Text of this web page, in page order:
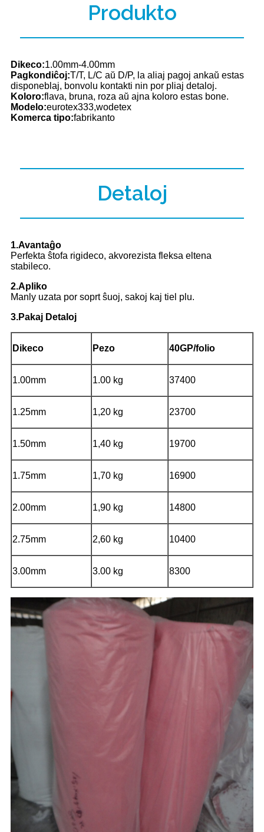
Produkto
Dikeco:1.00mm-4.00mm
Pagkondiĉoj:T/T, L/C aŭ D/P, la aliaj pagoj ankaŭ estas
disponeblaj, bonvolu kontakti nin por pliaj detaloj.
Koloro:flava, bruna, roza aŭ ajna koloro estas bone.
Modelo:eurotex333,wodetex
Komerca tipo:fabrikanto
Detaloj
1.Avantaĝo
Perfekta ŝtofa rigideco, akvorezista fleksa eltena
stabileco.
2.Apliko
Manly uzata por soprt ŝuoj, sakoj kaj tiel plu.
3.Pakaj Detaloj
Dikeco Pezo 40GP/folio
1.00mm 1.00 kg 37400
1.25mm 1,20 kg 23700
1.50mm 1,40 kg 19700
1.75mm 1,70 kg 16900
2.00mm 1,90 kg 14800
2.75mm 2,60 kg 10400
3.00mm 3.00 kg 8300